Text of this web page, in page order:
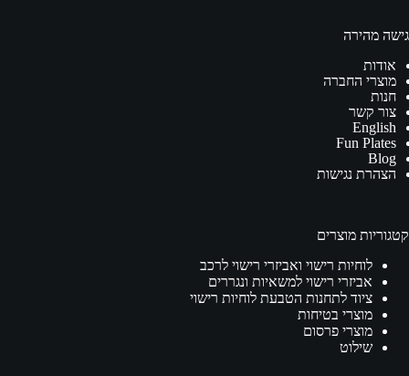
גישה מהירה
אודות
מוצרי החברה
חנות
צור קשר
English
Fun Plates
Blog
הצהרת נגישות
קטגוריות מוצרים
לוחיות רישוי ואביזרי רישוי לרכב
אביזרי רישוי למשאיות ונגררים
ציוד לתחנות הטבעת לוחיות רישוי
מוצרי בטיחות
מוצרי פרסום
שילוט